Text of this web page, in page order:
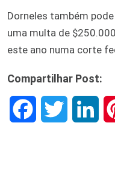
Dorneles também
uma multa de
este ano numa corte
Compartilhar Post: